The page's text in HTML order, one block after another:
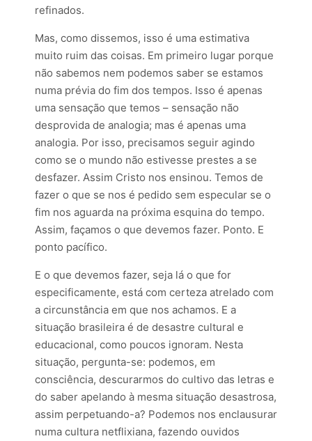
refinados.
Mas, como dissemos, isso é uma estimativa
muito ruim das coisas. Em primeiro lugar porque
não sabemos nem podemos saber se estamos
numa prévia do fim dos tempos. Isso é apenas
uma sensação que temos – sensação não
desprovida de analogia; mas é apenas uma
analogia. Por isso, precisamos seguir agindo
como se o mundo não estivesse prestes a se
desfazer. Assim Cristo nos ensinou. Temos de
fazer o que se nos é pedido sem especular se o
fim nos aguarda na próxima esquina do tempo.
Assim, façamos o que devemos fazer. Ponto. E
ponto pacífico.
E o que devemos fazer, seja lá o que for
especificamente, está com certeza atrelado com
a circunstância em que nos achamos. E a
situação brasileira é de desastre cultural e
educacional, como poucos ignoram. Nesta
situação, pergunta-se: podemos, em
consciência, descurarmos do cultivo das letras e
do saber apelando à mesma situação desastrosa,
assim perpetuando-a? Podemos nos enclausurar
numa cultura netflixiana, fazendo ouvidos